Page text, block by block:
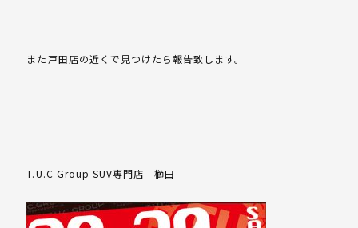
また戸田店の近くで見つけたら報告致します。
T.U.C Group SUV専門店 櫛田